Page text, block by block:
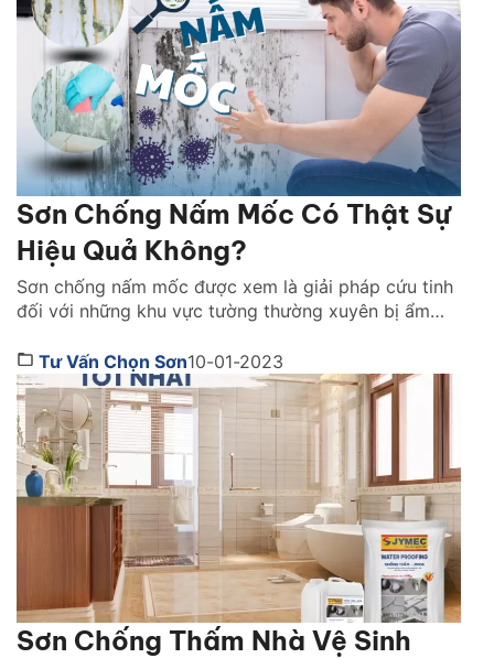
Sơn Chống Nấm Mốc Có Thật Sự
Hiệu Quả Không?
Sơn chống nấm mốc được xem là giải pháp cứu tinh
đối với những khu vực tường thường xuyên bị ẩm
gia đình tin dùng lựa chọn. Cùng Sơn JYMEC tìm
hiểu ngay qua bài viết dưới đây nhé! 1. Sơn chống
nấm mốc hoạt […]
Tư Vấn Chọn Sơn10-01-2023
Sơn Chống Thấm Nhà Vệ Sinh